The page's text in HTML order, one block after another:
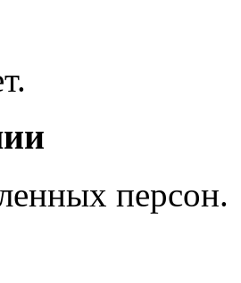
персон.